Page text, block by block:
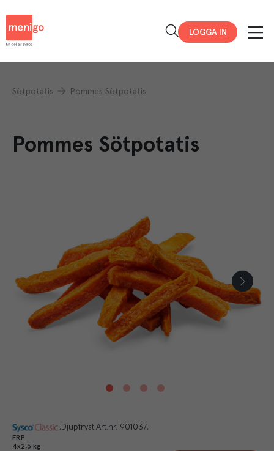
LOGGA IN
Sötpotatis Pommes Sötpotatis
Pommes Sötpotatis
Djupfryst Art.nr. 901037
FRP
4x2,5 kg